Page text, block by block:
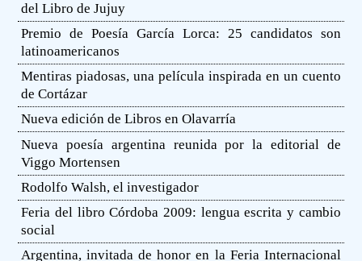
del Libro de Jujuy
Premio de Poesía García Lorca: 25 candidatos son
latinoamericanos
Mentiras piadosas, una película inspirada en un cuento
de Cortázar
Nueva edición de Libros en Olavarría
Nueva poesía argentina reunida por la editorial de
Viggo Mortensen
Rodolfo Walsh, el investigador
Feria del libro Córdoba 2009: lengua escrita y cambio
social
Argentina, invitada de honor en la Feria Internacional